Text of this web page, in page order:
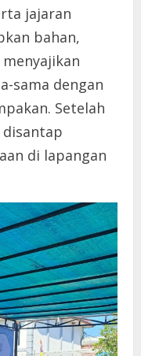
jajaran
bahan,
sama dengan
Setelah
di lapangan